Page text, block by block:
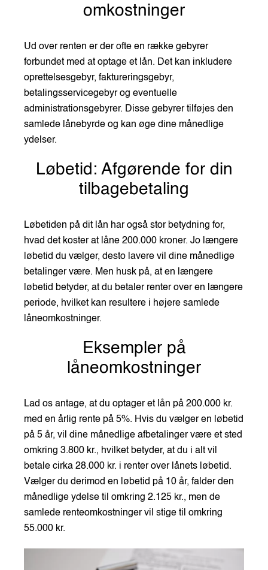
omkostninger
Ud over renten er der ofte en række gebyrer
forbundet med at optage et lån. Det kan inkludere
oprettelsesgebyr, faktureringsgebyr,
betalingsservicegebyr og eventuelle
administrationsgebyrer. Disse gebyrer tilføjes den
samlede lånebyrde og kan øge dine månedlige
ydelser.
Løbetid: Afgørende for din
tilbagebetaling
Løbetiden på dit lån har også stor betydning for,
hvad det koster at låne 200.000 kroner. Jo længere
løbetid du vælger, desto lavere vil dine månedlige
betalinger være. Men husk på, at en længere
løbetid betyder, at du betaler renter over en længere
periode, hvilket kan resultere i højere samlede
låneomkostninger.
Eksempler på
låneomkostninger
Lad os antage, at du optager et lån på 200.000 kr.
med en årlig rente på 5%. Hvis du vælger en løbetid
på 5 år, vil dine månedlige afbetalinger være et sted
omkring 3.800 kr., hvilket betyder, at du i alt vil
betale cirka 28.000 kr. i renter over lånets løbetid.
Vælger du derimod en løbetid på 10 år, falder den
månedlige ydelse til omkring 2.125 kr., men de
samlede renteomkostninger vil stige til omkring
55.000 kr.